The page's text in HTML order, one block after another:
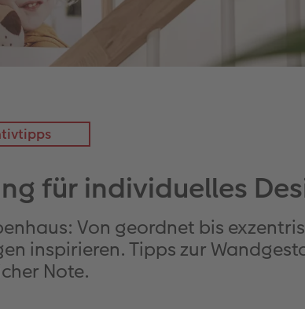
für individuelles
Von geordnet bis
inspirieren. Tipps zur
Note.